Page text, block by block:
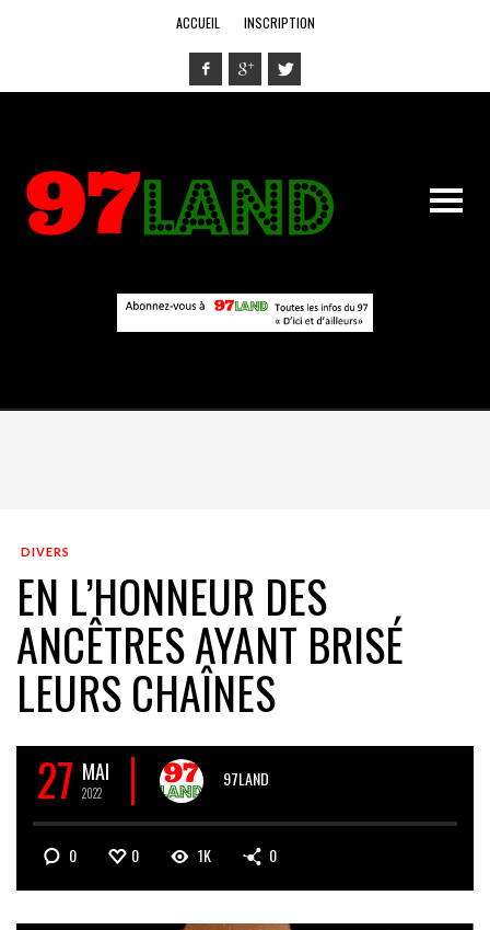
ACCUEIL INSCRIPTION
DIVERS
EN L’HONNEUR DES
ANCÊTRES AYANT BRISÉ
LEURS CHAÎNES
27 MAI
2022
97LAND
0 0 1K 0